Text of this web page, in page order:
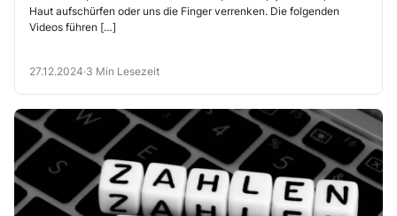
Haut aufschürfen oder uns die Finger verrenken. Die folgenden
Videos führen […]
27.12.2024·3 Min Lesezeit